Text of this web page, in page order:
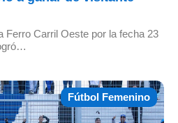
Ferro Carril Oeste por la fecha 23
Fútbol Femenino